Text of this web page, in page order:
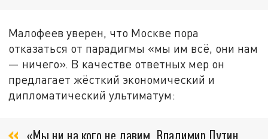
Малофеев уверен, что Москве пора
отказаться от парадигмы «мы им всё, они нам
— ничего». В качестве ответных мер он
предлагает жёсткий экономический и
дипломатический ультиматум:
«Мы ни на кого не давим. Владимир Путин